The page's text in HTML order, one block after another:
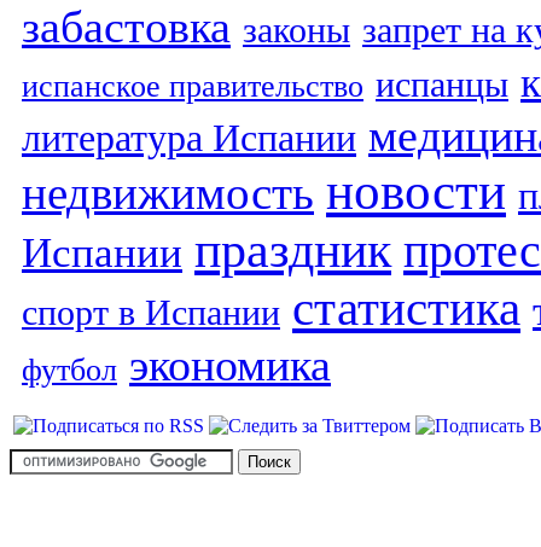
забастовка законы запрет на
испанское правительство испанцы
литература Испании
недвижимость новости
Испании праздник
спорт в Испании статистика
футбол экономика